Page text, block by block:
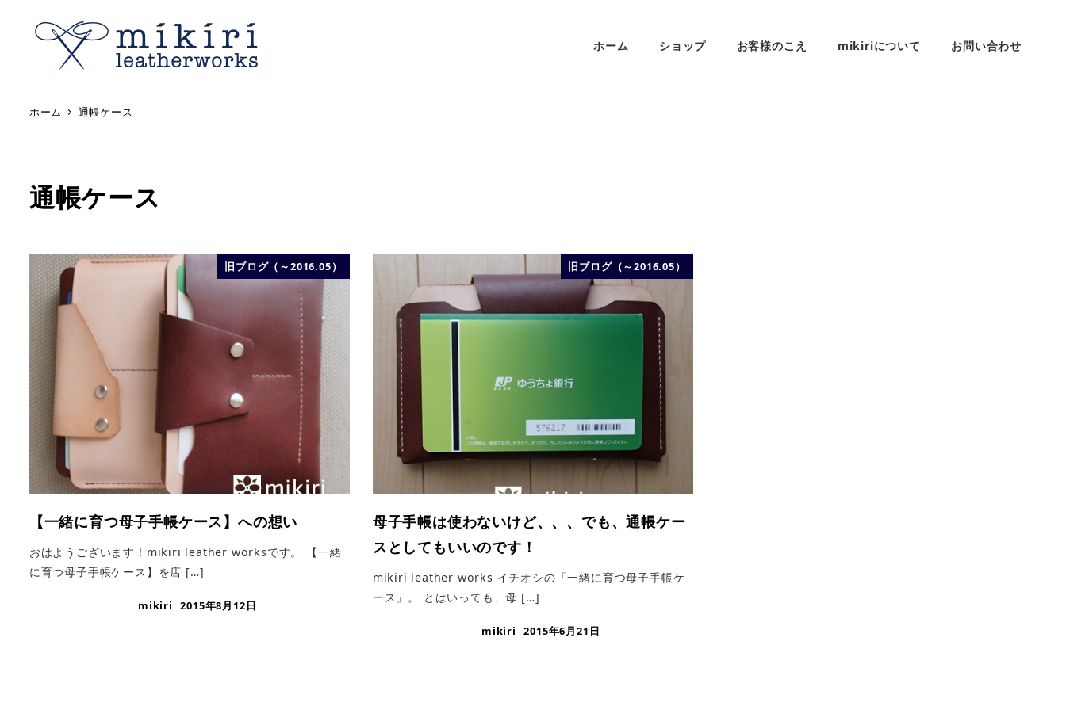
ホーム ショップ お客様のこえ mikiriについて お問い合わせ
ホーム 通帳ケース
通帳ケース
旧ブログ（～2016.05）
【一緒に育つ母子手帳ケース】への想い
おはようございます！mikiri leather worksです。 【一緒
に育つ母子手帳ケース】を店 […]
mikiri 2015年8月12日
旧ブログ（～2016.05）
母子手帳は使わないけど、、、でも、通帳ケー
スとしてもいいのです！
mikiri leather works イチオシの「一緒に育つ母子手帳ケ
ース」。 とはいっても、母 […]
mikiri 2015年6月21日